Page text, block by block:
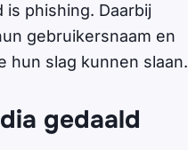
phishing. Daarbij
gebruikersnaam en
hun slag kunnen slaan.
gedaald